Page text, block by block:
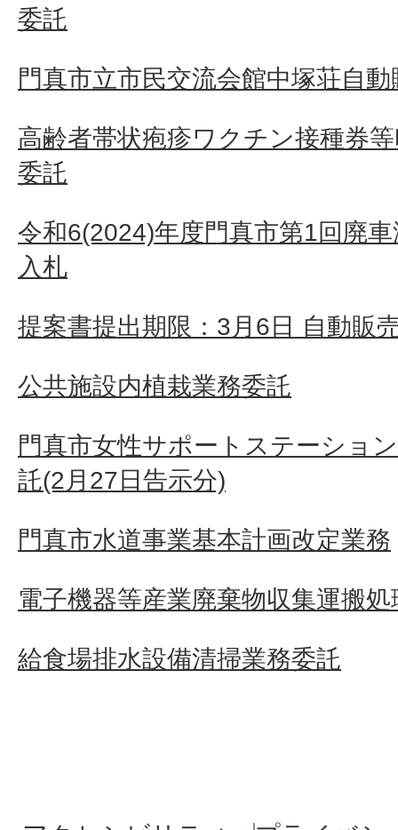
委託
門真市立市民交流会館中塚荘自
高齢者帯状疱疹ワクチン接種券
委託
令和6(2024)年度門真市第1回廃
入札
提案書提出期限：3月6日 自動販
公共施設内植栽業務委託
門真市女性サポートステーショ
託(2月27日告示分)
門真市水道事業基本計画改定業務
電子機器等産業廃棄物収集運搬
給食場排水設備清掃業務委託